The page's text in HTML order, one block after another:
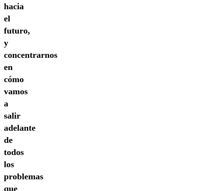
hacia
el
futuro,
y
concentrarnos
en
cómo
vamos
a
salir
adelante
de
todos
los
problemas
que